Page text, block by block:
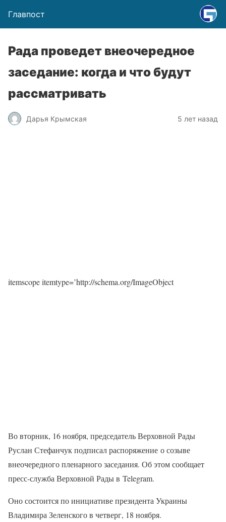
Главпост
Рада проведет внеочередное
заседание: когда и что будут
рассматривать
Дарья Крымская 5 лет назад
itemscope itemtype=’http://schema.org/ImageObject
Во вторник, 16 ноября, председатель Верховной Рады
Руслан Стефанчук подписал распоряжение о созыве
внеочередного пленарного заседания. Об этом сообщает
пресс-служба Верховной Рады в Telegram.
Оно состоится по инициативе президента Украины
Владимира Зеленского в четверг, 18 ноября.